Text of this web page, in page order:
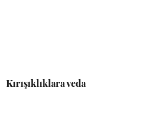
Kırışıklıklara veda